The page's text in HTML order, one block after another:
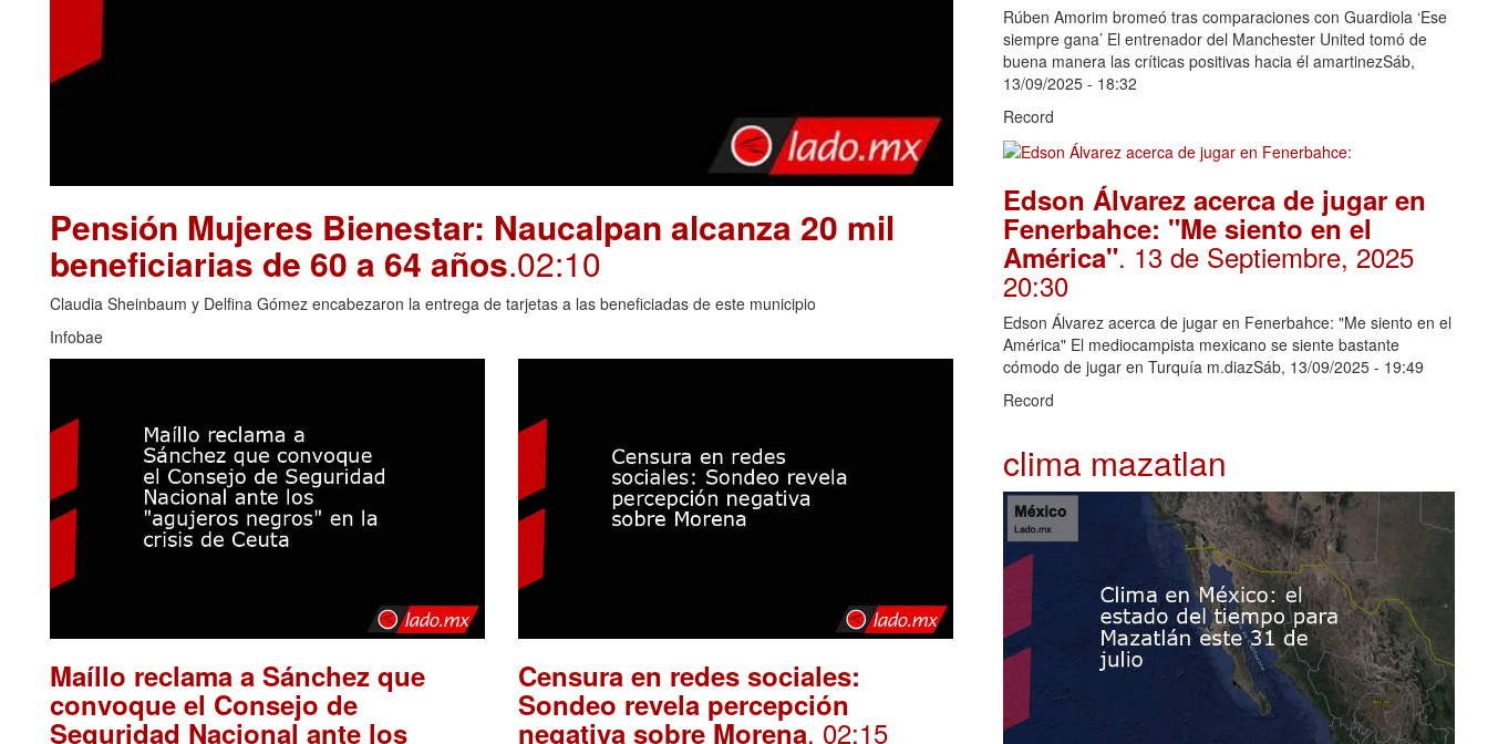
Pensión Mujeres Bienestar: Naucalpan alcanza 20 mil
beneficiarias de 60 a 64 años.02:10
Claudia Sheinbaum y Delfina Gómez encabezaron la entrega de tarjetas a las beneficiadas de este municipio
Infobae
Maíllo reclama a Sánchez que
convoque el Consejo de
Seguridad Nacional ante los
Censura en redes sociales:
Sondeo revela percepción
negativa sobre Morena. 02:15
Rúben Amorim bromeó tras comparaciones con Guardiola ‘Ese
siempre gana’ El entrenador del Manchester United tomó de
buena manera las críticas positivas hacia él amartinezSáb,
13/09/2025 - 18:32
Record
Edson Álvarez acerca de jugar en
Fenerbahce: "Me siento en el
América". 13 de Septiembre, 2025
20:30
Edson Álvarez acerca de jugar en Fenerbahce: "Me siento en el
América" El mediocampista mexicano se siente bastante
cómodo de jugar en Turquía m.diazSáb, 13/09/2025 - 19:49
Record
clima mazatlan